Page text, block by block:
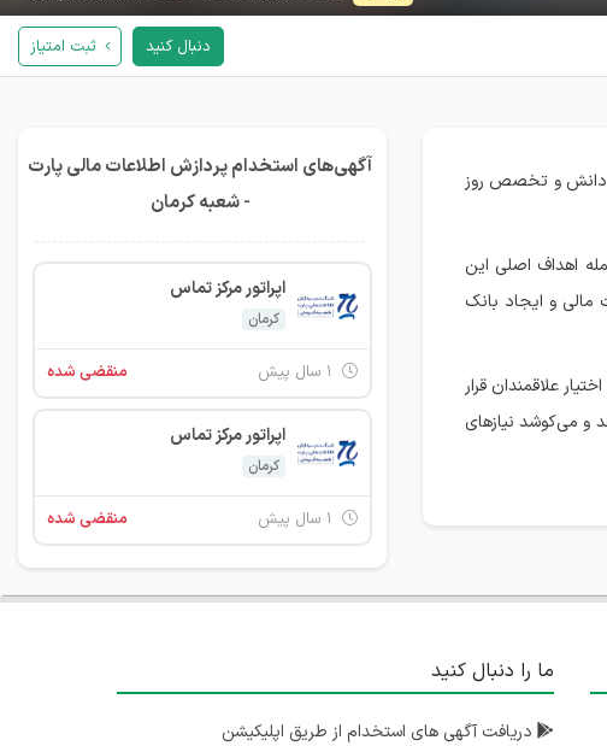
دنبال کنید ثبت امتیاز
دانش و تخصص روز
اهداف اصلی این
مالی و ایجاد بانک
علاقمندان قرار
و می‌کوشد نیازهای
آگهی‌های استخدام پردازش اطلاعات مالی پارت
- شعبه کرمان
اپراتور مرکز تماس
کرمان
منقضی شده
اپراتور مرکز تماس
کرمان
منقضی شده
ما را دنبال کنید
دریافت آگهی های استخدام از طریق اپلیکیشن